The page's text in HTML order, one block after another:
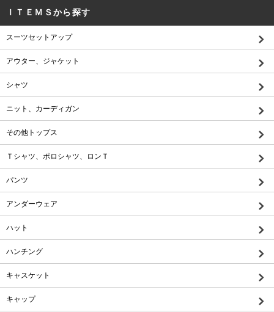
ＩＴＥＭＳから探す
スーツセットアップ
アウター、ジャケット
シャツ
ニット、カーディガン
その他トップス
Ｔシャツ、ポロシャツ、ロンＴ
パンツ
アンダーウェア
ハット
ハンチング
キャスケット
キャップ